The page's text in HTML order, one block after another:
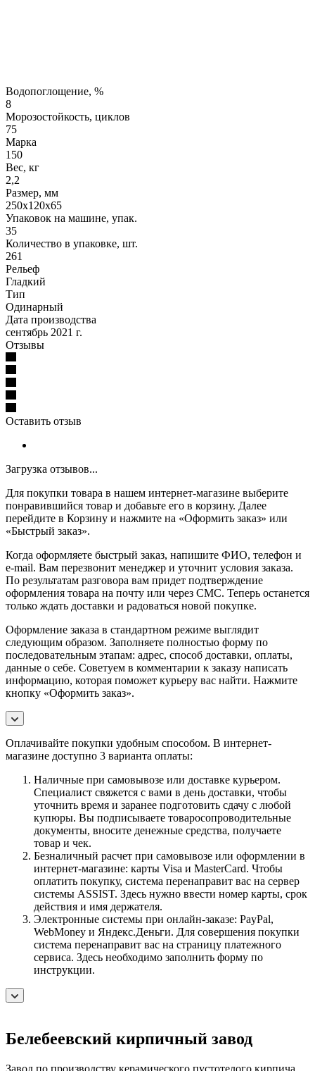
Водопоглощение, %
8
Морозостойкость, циклов
75
Марка
150
Вес, кг
2,2
Размер, мм
250х120х65
Упаковок на машине, упак.
35
Количество в упаковке, шт.
261
Рельеф
Гладкий
Тип
Одинарный
Дата производства
сентябрь 2021 г.
Отзывы
Оставить отзыв
Загрузка отзывов...
Для покупки товара в нашем интернет-магазине выберите
понравившийся товар и добавьте его в корзину. Далее
перейдите в Корзину и нажмите на «Оформить заказ» или
«Быстрый заказ».
Когда оформляете быстрый заказ, напишите ФИО, телефон и
e-mail. Вам перезвонит менеджер и уточнит условия заказа.
По результатам разговора вам придет подтверждение
оформления товара на почту или через СМС. Теперь останется
только ждать доставки и радоваться новой покупке.
Оформление заказа в стандартном режиме выглядит
следующим образом. Заполняете полностью форму по
последовательным этапам: адрес, способ доставки, оплаты,
данные о себе. Советуем в комментарии к заказу написать
информацию, которая поможет курьеру вас найти. Нажмите
кнопку «Оформить заказ».
Оплачивайте покупки удобным способом. В интернет-
магазине доступно 3 варианта оплаты:
Наличные при самовывозе или доставке курьером.
Специалист свяжется с вами в день доставки, чтобы
уточнить время и заранее подготовить сдачу с любой
купюры. Вы подписываете товаросопроводительные
документы, вносите денежные средства, получаете
товар и чек.
Безналичный расчет при самовывозе или оформлении в
интернет-магазине: карты Visa и MasterCard. Чтобы
оплатить покупку, система перенаправит вас на сервер
системы ASSIST. Здесь нужно ввести номер карты, срок
действия и имя держателя.
Электронные системы при онлайн-заказе: PayPal,
WebMoney и Яндекс.Деньги. Для совершения покупки
система перенаправит вас на страницу платежного
сервиса. Здесь необходимо заполнить форму по
инструкции.
Белебеевский кирпичный завод
Завод по производству керамического пустотелого кирпича,